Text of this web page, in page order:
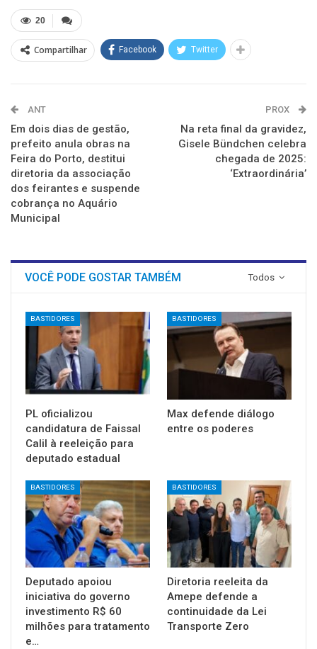
em
nova
janela)
em
nova
janela)
20
Compartilhar Facebook Twitter
ANT
Em dois dias de gestão,
prefeito anula obras na
Feira do Porto, destitui
diretoria da associação
dos feirantes e suspende
cobrança no Aquário
Municipal
PROX
Na reta final da gravidez,
Gisele Bündchen celebra
chegada de 2025:
‘Extraordinária’
Todos
VOCÊ PODE GOSTAR TAMBÉM
BASTIDORES
PL oficializou
candidatura de Faissal
Calil à reeleição para
deputado estadual
BASTIDORES
Max defende diálogo
entre os poderes
BASTIDORES
Deputado apoiou
iniciativa do governo
investimento R$ 60
milhões para tratamento
e…
BASTIDORES
Diretoria reeleita da
Amepe defende a
continuidade da Lei
Transporte Zero